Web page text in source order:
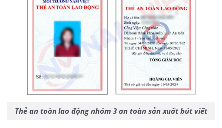
Thẻ an toàn lao động nhóm 3 an toàn sản xuất bút viết